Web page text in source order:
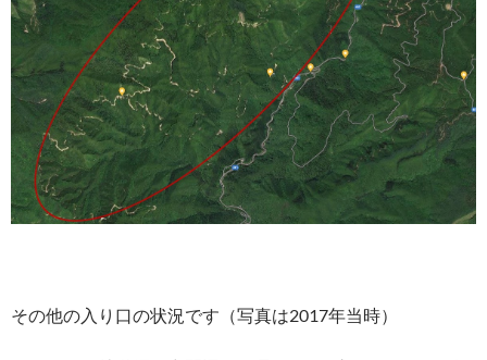
その他の入り口の状況です（写真は2017年当時）